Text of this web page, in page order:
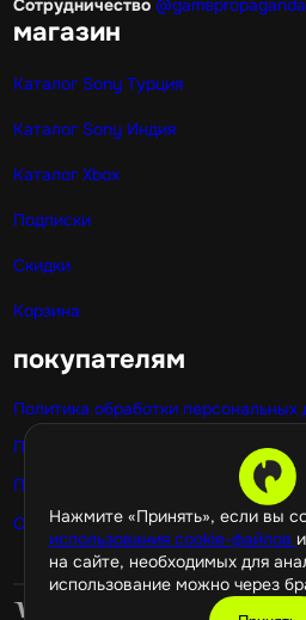
Нажмите «Принять», если вы
использования cookie-файлов
на сайте, необходимых для
использование можно через
магазин
Каталог Sony Турция
Каталог Sony Индия
Каталог Xbox
Подписки
Скидки
Корзина
покупателям
Политика обработки персональных
Публичная оферта
Политика использования cookie
Оптовые покупки